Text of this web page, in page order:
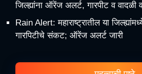
जिल्ह्यांना ऑरेंज अलर्ट, गारपीट व वादळी
Rain Alert: महाराष्ट्रातील या
गारपिटीचे संकट; ऑरेंज अलर्ट जारी